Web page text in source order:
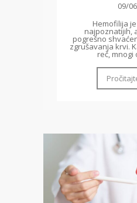
09/
Hemofilija
najpoznatijih,
pogrešno
zgrušavanja krvi.
reč, mnogi